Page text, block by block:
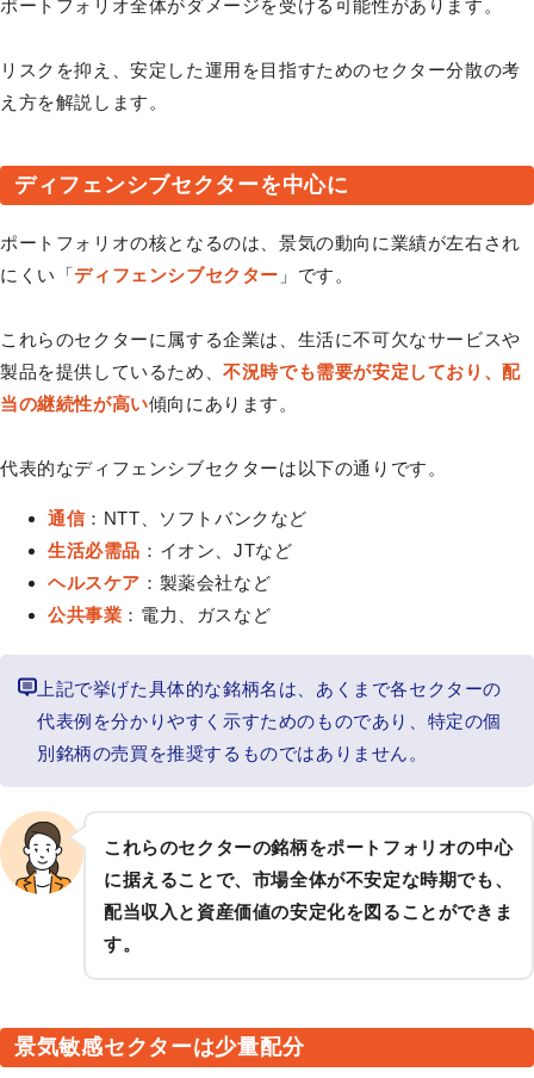
ポートフォリオ全体がダメージを受ける可能性があります。
リスクを抑え、安定した運用を目指すためのセクター分散の考
え方を解説します。
ディフェンシブセクターを中心に
ポートフォリオの核となるのは、景気の動向に業績が左右され
にくい「ディフェンシブセクター 」です。
これらのセクターに属する企業は、生活に不可欠なサービスや
製品を提供しているため、不況時でも需要が安定しており、配
当の継続性が高い傾向にあります。
代表的なディフェンシブセクターは以下の通りです。
通信：NTT、ソフトバンクなど
生活必需品 ：イオン、JTなど
ヘルスケア ：製薬会社など
公共事業 ：電力、ガスなど
上記で挙げた具体的な銘柄名は、あくまで各セクターの
代表例を分かりやすく示すためのものであり、特定の個
別銘柄の売買を推奨するものではありません。
これらのセクターの銘柄をポートフォリオの中心
に据えることで、市場全体が不安定な時期でも、
配当収入と資産価値の安定化を図ることができま
す。
景気敏感セクターは少量配分